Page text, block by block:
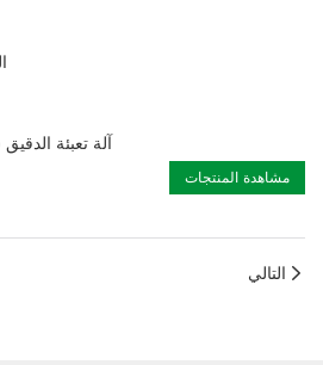
آلة تعبئة
مشاهدة المنتجات
التالي